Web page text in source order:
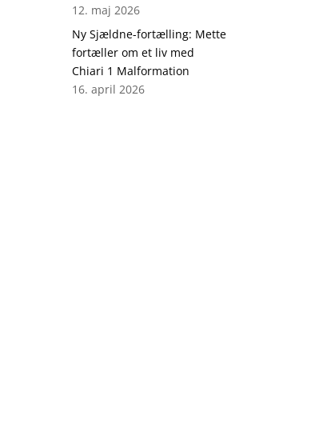
12. maj 2026
Ny Sjældne-fortælling: Mette
fortæller om et liv med
Chiari 1 Malformation
16. april 2026